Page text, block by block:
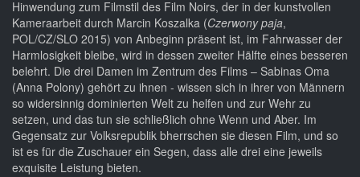
Hinwendung zum Filmstil des Film Noirs, der in der kunstvollen
Kameraarbeit durch Marcin Koszalka (Czerwony paja,
POL/CZ/SLO 2015) von Anbeginn präsent ist, im Fahrwasser der
Harmlosigkeit bleibe, wird in dessen zweiter Hälfte eines besseren
belehrt. Die drei Damen im Zentrum des Films – Sabinas Oma
(Anna Polony) gehört zu ihnen - wissen sich in ihrer von Männern
so widersinnig dominierten Welt zu helfen und zur Wehr zu
setzen, und das tun sie schließlich ohne Wenn und Aber. Im
Gegensatz zur Volksrepublik bherrschen sie diesen Film, und so
ist es für die Zuschauer ein Segen, dass alle drei eine jeweils
exquisite Leistung bieten.